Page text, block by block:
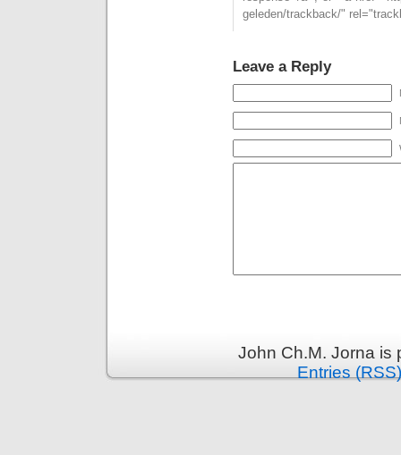
geleden/trackback/"
Leave a Reply
John Ch.M. Jorna
Entries (RSS)